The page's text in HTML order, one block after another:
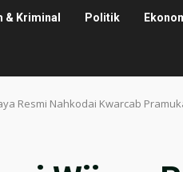
& Kriminal Politik
Resmi Nahkodai Kwarcab